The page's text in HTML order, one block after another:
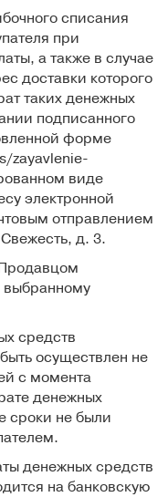
списания
при
а также в случае
доставки которого
таких денежных
подписанного
форме
zayavlenie-
виде
электронной
отправлением
д. 3.
выбранному
средств
осуществлен не
с момента
денежных
сроки не были
денежных средств
на банковскую